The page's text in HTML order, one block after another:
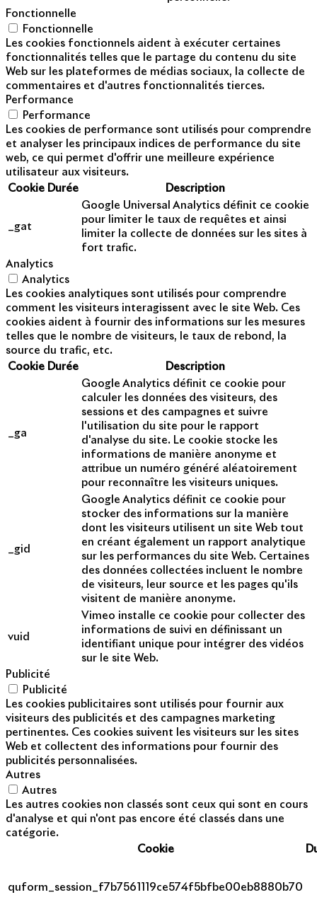
Fonctionnelle
Fonctionnelle
Les cookies fonctionnels aident à exécuter certaines
fonctionnalités telles que le partage du contenu du site
Web sur les plateformes de médias sociaux, la collecte de
commentaires et d'autres fonctionnalités tierces.
Performance
Performance
Les cookies de performance sont utilisés pour comprendre
et analyser les principaux indices de performance du site
web, ce qui permet d'offrir une meilleure expérience
utilisateur aux visiteurs.
Cookie Durée Description
_gat
Google Universal Analytics définit ce cookie
pour limiter le taux de requêtes et ainsi
limiter la collecte de données sur les sites à
fort trafic.
Analytics
Analytics
Les cookies analytiques sont utilisés pour comprendre
comment les visiteurs interagissent avec le site Web. Ces
cookies aident à fournir des informations sur les mesures
telles que le nombre de visiteurs, le taux de rebond, la
source du trafic, etc.
Cookie Durée Description
_ga
Google Analytics définit ce cookie pour
calculer les données des visiteurs, des
sessions et des campagnes et suivre
l'utilisation du site pour le rapport
d'analyse du site. Le cookie stocke les
informations de manière anonyme et
attribue un numéro généré aléatoirement
pour reconnaître les visiteurs uniques.
_gid
Google Analytics définit ce cookie pour
stocker des informations sur la manière
dont les visiteurs utilisent un site Web tout
en créant également un rapport analytique
sur les performances du site Web. Certaines
des données collectées incluent le nombre
de visiteurs, leur source et les pages qu'ils
visitent de manière anonyme.
vuid
Vimeo installe ce cookie pour collecter des
informations de suivi en définissant un
identifiant unique pour intégrer des vidéos
sur le site Web.
Publicité
Publicité
Les cookies publicitaires sont utilisés pour fournir aux
visiteurs des publicités et des campagnes marketing
pertinentes. Ces cookies suivent les visiteurs sur les sites
Web et collectent des informations pour fournir des
publicités personnalisées.
Autres
Autres
Les autres cookies non classés sont ceux qui sont en cours
d'analyse et qui n'ont pas encore été classés dans une
catégorie.
Cookie
quform_session_f7b7561119ce574f5bfbe00eb8880b70